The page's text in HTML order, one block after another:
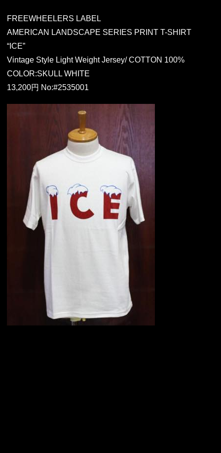
FREEWHEELERS LABEL
AMERICAN LANDSCAPE SERIES PRINT T-SHIRT
“ICE”
Vintage Style Light Weight Jersey/ COTTON 100%
COLOR:SKULL WHITE
13,200円 No:#2535001